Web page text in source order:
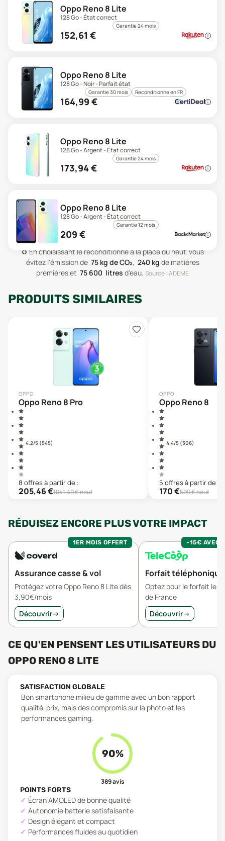
Oppo Reno 8 Lite
128 Go - État correct
Garantie 24 mois
152,61 €
Oppo Reno 8 Lite
128 Go - Noir - Parfait état
Garantie 30 mois Reconditionné en FR
164,99 €
Oppo Reno 8 Lite
128 Go - Argent - État correct
Garantie 24 mois
173,94€
Oppo Reno 8 Lite
128 Go - Argent - État correct
Garantie 12 mois
209 €
♻️ En choisissant le reconditionné à la place du neuf, vous
évitez l'émission de 75 kg de CO₂, 240 kg de matières
premièreset 75 600 litres d'eau. Source : ADEME
PRODUITS SIMILAIRES
OPPO
Oppo Reno 8 Pro
4.2/5 (545)
8 offresà partir de :
205,46€1041,49€ neuf
OPPO
Oppo Reno 8
4.4/5 (306)
5 offresà partir de :
170€599€ neuf
RÉDUISEZ ENCORE PLUS VOTRE IMPACT
1ER MOIS OFFERT
Assurance casse & vol
Protégez votre Oppo Reno 8 Lite dès
3,90€/mois
Découvrir→
-15€ AVEC
Forfait téléphonique
Optez pour le forfait le
de France
Découvrir→
CE QU'EN PENSENT LES UTILISATEURS DU
OPPO RENO 8 LITE
SATISFACTION GLOBALE
Bon smartphone milieu de gamme avec un bon rapport
qualité-prix, mais des compromis sur la photo et les
performances gaming.
90%
389avis
POINTS FORTS
Écran AMOLED de bonne qualité
Autonomie batterie satisfaisante
Design élégant et compact
Performances fluides au quotidien